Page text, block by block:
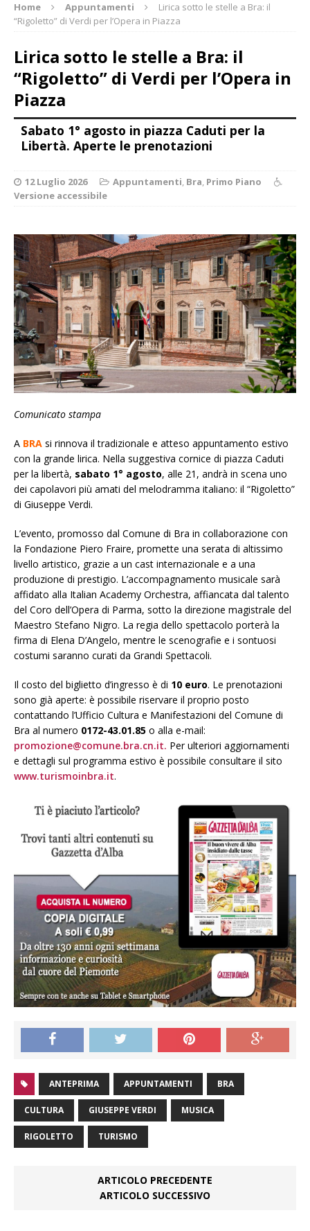
Home Appuntamenti
Lirica sotto le stelle a Bra: il
“Rigoletto” di Verdi per l’Opera in Piazza
Lirica sotto le stelle a Bra: il
“Rigoletto” di Verdi per l’Opera in
Piazza
Sabato 1° agosto in piazza Caduti per la
Libertà. Aperte le prenotazioni
12 Luglio 2026 Appuntamenti, Bra, Primo Piano
Versione accessibile
Comunicato stampa
A BRA si rinnova il tradizionale e atteso appuntamento estivo
con la grande lirica. Nella suggestiva cornice di piazza Caduti
per la libertà, sabato 1° agosto, alle 21, andrà in scena uno
dei capolavori più amati del melodramma italiano: il “Rigoletto”
di Giuseppe Verdi.
L’evento, promosso dal Comune di Bra in collaborazione con
la Fondazione Piero Fraire, promette una serata di altissimo
livello artistico, grazie a un cast internazionale e a una
produzione di prestigio. L’accompagnamento musicale sarà
affidato alla Italian Academy Orchestra, affiancata dal talento
del Coro dell’Opera di Parma, sotto la direzione magistrale del
Maestro Stefano Nigro. La regia dello spettacolo porterà la
firma di Elena D’Angelo, mentre le scenografie e i sontuosi
costumi saranno curati da Grandi Spettacoli.
Il costo del biglietto d’ingresso è di 10 euro. Le prenotazioni
sono già aperte: è possibile riservare il proprio posto
contattando l’Ufficio Cultura e Manifestazioni del Comune di
Bra al numero 0172-43.01.85 o alla e-mail:
promozione@comune.bra.cn.it. Per ulteriori aggiornamenti
e dettagli sul programma estivo è possibile consultare il sito
www.turismoinbra.it.
ANTEPRIMA APPUNTAMENTI BRA
CULTURA GIUSEPPE VERDI MUSICA
RIGOLETTO TURISMO
ARTICOLO PRECEDENTE
ARTICOLO SUCCESSIVO